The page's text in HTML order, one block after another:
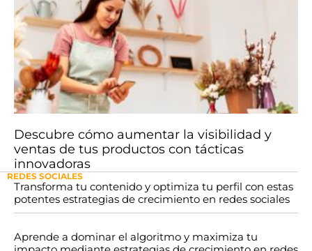
Descubre cómo aumentar la visibilidad y
ventas de tus productos con tácticas
innovadoras
REDES SOCIALES
Transforma tu contenido y optimiza tu perfil con estas
potentes estrategias de crecimiento en redes sociales
Aprende a dominar el algoritmo y maximiza tu